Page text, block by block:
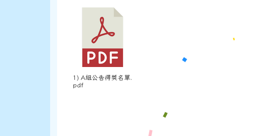
1) A組公告得獎名單.
pdf